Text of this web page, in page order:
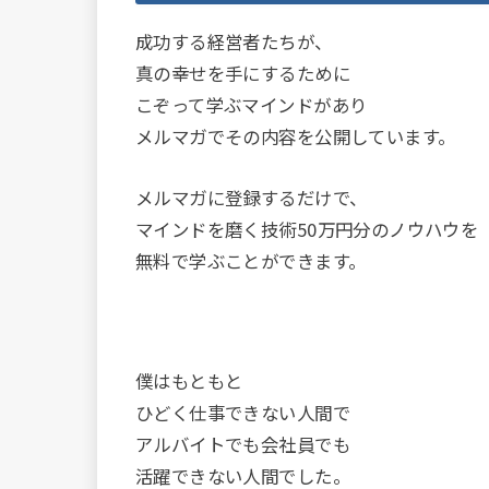
成功する経営者たちが、
真の幸せを手にするために
こぞって学ぶマインドがあり
メルマガでその内容を公開しています。
メルマガに登録するだけで、
マインドを磨く技術50万円分のノウハウを
無料で学ぶことができます。
僕はもともと
ひどく仕事できない人間で
アルバイトでも会社員でも
活躍できない人間でした。